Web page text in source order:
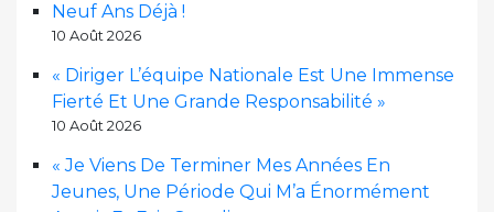
Neuf Ans Déjà !
10 Août 2026
« Diriger L’équipe Nationale Est Une Immense
Fierté Et Une Grande Responsabilité »
10 Août 2026
« Je Viens De Terminer Mes Années En
Jeunes, Une Période Qui M’a Énormément